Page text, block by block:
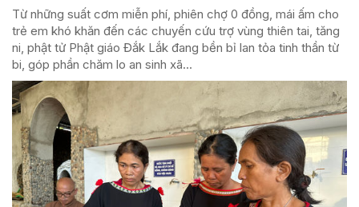
Từ những suất cơm miễn phí, phiên chợ 0 đồng, mái ấm cho
trẻ em khó khăn đến các chuyến cứu trợ vùng thiên tai, tăng
ni, phật tử Phật giáo Đắk Lắk đang bền bỉ lan tỏa tinh thần từ
bi, góp phần chăm lo an sinh xã...